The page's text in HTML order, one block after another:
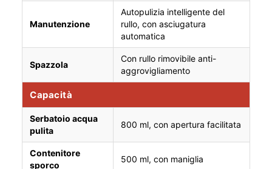
Manutenzione
Autopulizia intelligente del
rullo, con asciugatura
automatica
Spazzola
Con rullo rimovibile anti-
aggrovigliamento
Capacità
Serbatoio acqua
pulita
800 ml, con apertura facilitata
Contenitore
sporco
500 ml, con maniglia